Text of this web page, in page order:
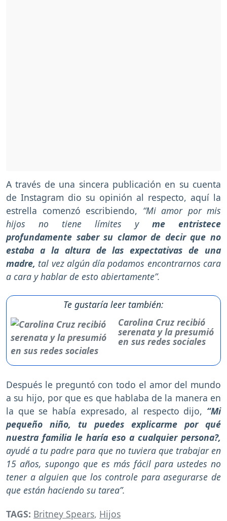
A través de una sincera publicación en su cuenta
de Instagram dio su opinión al respecto, aquí la
estrella comenzó escribiendo, “Mi amor por mis
hijos no tiene límites yme entristece
profundamente saber su clamor de decir que no
estaba a la altura de las expectativas de una
madre, tal vez algún día podamos encontrarnos cara
a cara y hablar de esto abiertamente”.
Te gustaría leer también:
Carolina Cruz recibió
serenata y la presumió
en sus redes sociales
Después le preguntó con todo el amor del mundo
a su hijo, por que es que hablaba de la manera en
la que se había expresado, al respecto dijo, “Mi
pequeño niño, tu puedes explicarme por qué
nuestra familia le haría eso a cualquier persona?,
ayudé a tu padre para que no tuviera que trabajar en
15 años, supongo que es más fácil para ustedes no
tener a alguien que los controle para asegurarse de
que están haciendo su tarea”.
TAGS: Britney Spears, Hijos